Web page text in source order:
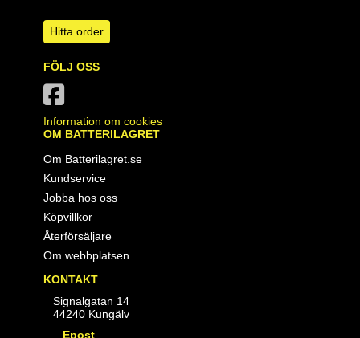
Hitta order
FÖLJ OSS
Information om cookies
OM BATTERILAGRET
Om Batterilagret.se
Kundservice
Jobba hos oss
Köpvillkor
Återförsäljare
Om webbplatsen
KONTAKT
Signalgatan 14
44240 Kungälv
Epost